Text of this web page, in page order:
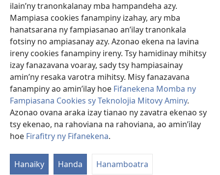
ilain’ny tranonkalanay mba hampandeha azy.
Mampiasa cookies fanampiny izahay, ary mba
hanatsarana ny fampiasanao an’ilay tranonkala
fotsiny no ampiasanay azy. Azonao ekena na lavina
ireny cookies fanampiny ireny. Tsy hamidinay mihitsy
izay fanazavana voaray, sady tsy hampiasainay
amin’ny resaka varotra mihitsy. Misy fanazavana
fanampiny ao amin’ilay hoe Fifanekena Momba ny
Fampiasana Cookies sy Teknolojia Mitovy Aminy.
Azonao ovana araka izay tianao ny zavatra ekenao sy
tsy ekenao, na rahoviana na rahoviana, ao amin’ilay
hoe Firafitry ny Fifanekena.
Hanaiky Handa Hanamboatra
FITEHIRIZAM-BOKIN’NY Vavolombelon’i Jehovah
(manokatra
rohy)
JW Hub
(manokatra
rohy)
JW Library
Watchtower Library ®
Copyright© 2026 Watch Tower Bible and Tract Society of Pennsylvania.
FIFANEKENA| FIFANEKENA MOMBA NY TSIAMBARATELO
NY FIFANEKENA